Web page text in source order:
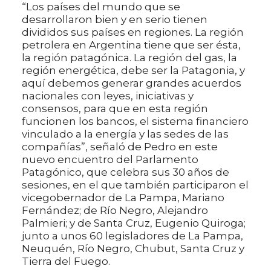
“Los países del mundo que se
desarrollaron bien y en serio tienen
divididos sus países en regiones. La región
petrolera en Argentina tiene que ser ésta,
la región patagónica. La región del gas, la
región energética, debe ser la Patagonia, y
aquí debemos generar grandes acuerdos
nacionales con leyes, iniciativas y
consensos, para que en esta región
funcionen los bancos, el sistema financiero
vinculado a la energía y las sedes de las
compañías”, señaló de Pedro en este
nuevo encuentro del Parlamento
Patagónico, que celebra sus 30 años de
sesiones, en el que también participaron el
vicegobernador de La Pampa, Mariano
Fernández; de Río Negro, Alejandro
Palmieri; y de Santa Cruz, Eugenio Quiroga;
junto a unos 60 legisladores de La Pampa,
Neuquén, Río Negro, Chubut, Santa Cruz y
Tierra del Fuego.